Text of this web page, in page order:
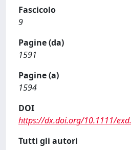
Fascicolo
9
Pagine (da)
1591
Pagine (a)
1594
DOI
https://dx.doi.org/10.1111/
Tutti gli autori